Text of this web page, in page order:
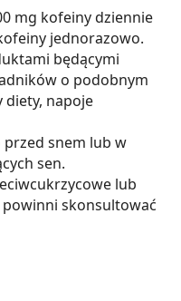
mg kofeiny dziennie
jednorazowo.
będącymi
o podobnym
diety, napoje
snem lub w
sen.
lub
skonsultować